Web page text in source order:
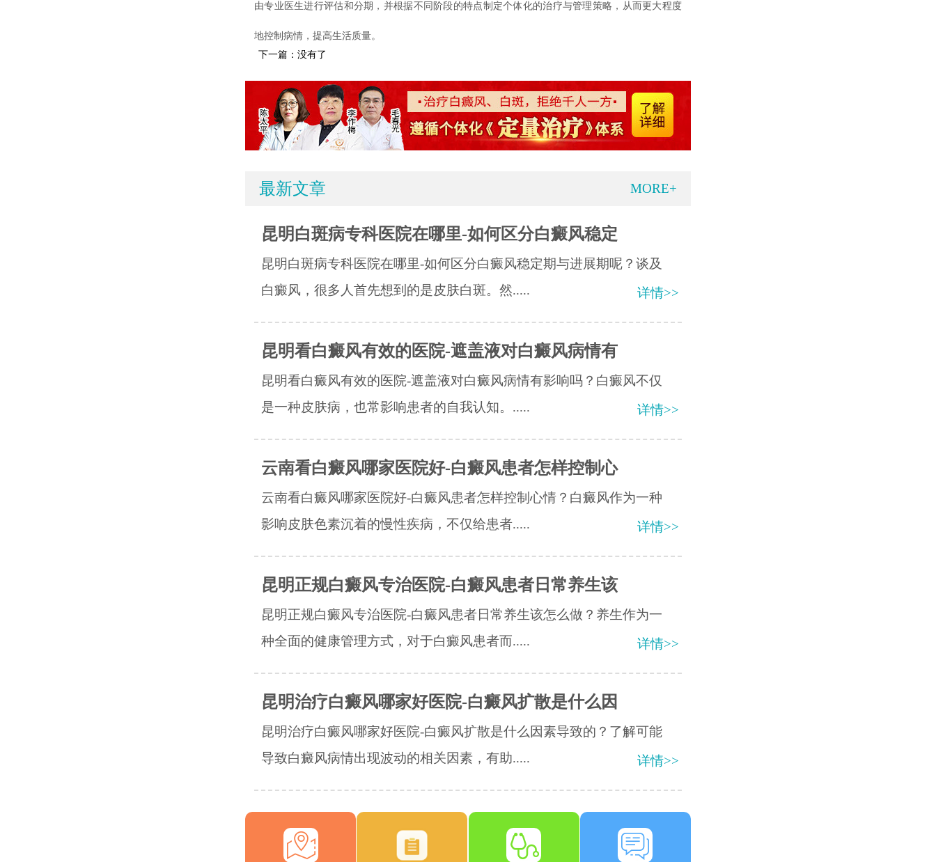
由专业医生进行评估和分期，并根据不同阶段的特点制定个体化的治疗与管理策略，从而更大程度
地控制病情，提高生活质量。
下一篇：没有了
最新文章 MORE+
昆明白斑病专科医院在哪里-如何区分白癜风稳定
昆明白斑病专科医院在哪里-如何区分白癜风稳定期与进展期呢？谈及
白癜风，很多人首先想到的是皮肤白斑。然.....
详情>>
昆明看白癜风有效的医院-遮盖液对白癜风病情有
昆明看白癜风有效的医院-遮盖液对白癜风病情有影响吗？白癜风不仅
是一种皮肤病，也常影响患者的自我认知。.....
详情>>
云南看白癜风哪家医院好-白癜风患者怎样控制心
云南看白癜风哪家医院好-白癜风患者怎样控制心情？白癜风作为一种
影响皮肤色素沉着的慢性疾病，不仅给患者.....
详情>>
昆明正规白癜风专治医院-白癜风患者日常养生该
昆明正规白癜风专治医院-白癜风患者日常养生该怎么做？养生作为一
种全面的健康管理方式，对于白癜风患者而.....
详情>>
昆明治疗白癜风哪家好医院-白癜风扩散是什么因
昆明治疗白癜风哪家好医院-白癜风扩散是什么因素导致的？了解可能
导致白癜风病情出现波动的相关因素，有助.....
详情>>